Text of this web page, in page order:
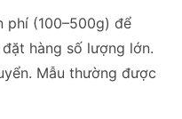
phí (100–500g) để
hàng số lượng lớn.
Mẫu thường được